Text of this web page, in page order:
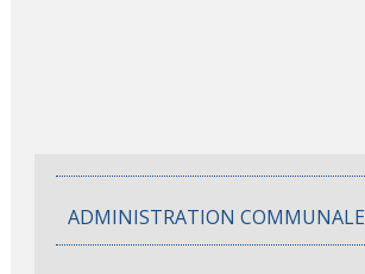
ADMINISTRATION COMMUNALE